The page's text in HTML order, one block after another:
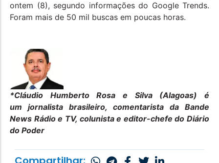
ontem (8), segundo informações do Google Trends.
Foram mais de 50 mil buscas em poucas horas.
*Cláudio Humberto Rosa e Silva (Alagoas) é
um jornalista brasileiro, comentarista da Bande
News Rádio e TV, colunista e editor-chefe do Diário
do Poder